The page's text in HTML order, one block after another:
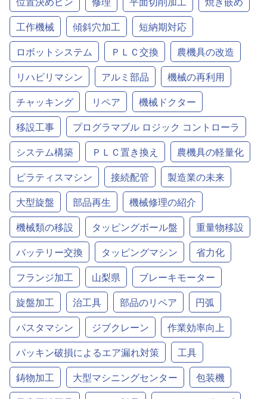
工作機械
傾斜穴加工
短納期対応
ロボットシステム
ＰＬＣ交換
農機具の改造
リハビリマシン
アルミ部品
機械の再利用
チャッキング
リペア
機械ドクター
移設工事
プログラマブル ロジック コントローラ
システム構築
ＰＬＣ置き換え
農機具の軽量化
ピラティスマシン
接続配管
製造業の未来
大型旋盤
部品再生
機械修理の紹介
機械類の移設
タッピングボール盤
重量物移設
バッテリー交換
タッピングマシン
省力化
フランジ加工
山梨県
ブレーキモーター
旋盤加工
治工具 部品のリペア
円弧
パスタマシン
ジブクレーン
作業効率向上
パッキン破損によるエア漏れ対策
工具
鋳物加工
大型マシニングセンター
包装機